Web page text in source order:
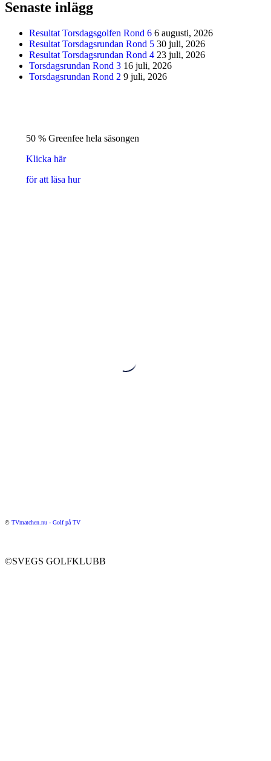
Senaste inlägg
Resultat Torsdagsgolfen Rond 6 6 augusti, 2026
Resultat Torsdagsrundan Rond 5 30 juli, 2026
Resultat Torsdagsrundan Rond 4 23 juli, 2026
Torsdagsrundan Rond 3 16 juli, 2026
Torsdagsrundan Rond 2 9 juli, 2026
50 % Greenfee hela säsongen
Klicka här
för att läsa hur
© TVmatchen.nu - Golf på TV
©SVEGS GOLFKLUBB